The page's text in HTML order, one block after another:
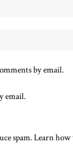
by email.
email.
spam.Learn how